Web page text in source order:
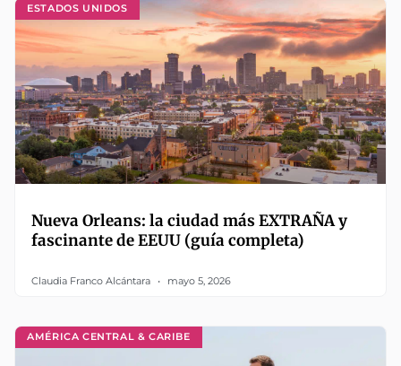
ESTADOS UNIDOS
Nueva Orleans: la ciudad más EXTRAÑA y
fascinante de EEUU (guía completa)
Claudia Franco Alcántara mayo 5, 2026
AMÉRICA CENTRAL & CARIBE